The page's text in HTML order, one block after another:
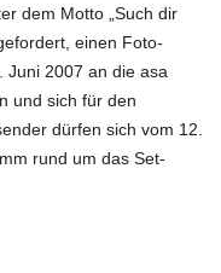
dem Motto „Such dir
einen Foto-
Juni 2007 an die asa
und sich für den
dürfen sich vom 12.
rund um das Set-